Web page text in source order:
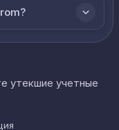
утекшие учетные